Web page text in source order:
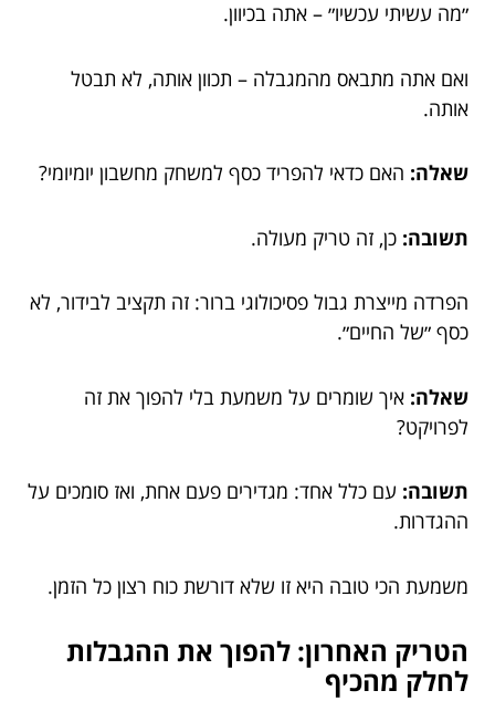
״מה עשיתי עכשיו״ – אתה בכיוון.
ואם אתה מתבאס מהמגבלה – תכוון אותה, לא תבטל
אותה.
שאלה: האם כדאי להפריד כסף למשחק מחשבון יומיומי?
תשובה: כן, זה טריק מעולה.
הפרדה מייצרת גבול פסיכולוגי ברור: זה תקציב לבידור, לא
כסף ״של החיים״.
שאלה: איך שומרים על משמעת בלי להפוך את זה
לפרויקט?
תשובה: עם כלל אחד: מגדירים פעם אחת, ואז סומכים על
ההגדרות.
משמעת הכי טובה היא זו שלא דורשת כוח רצון כל הזמן.
הטריק האחרון: להפוך את ההגבלות
לחלק מהכיף